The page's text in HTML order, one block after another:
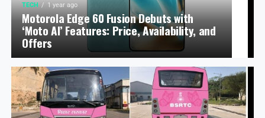
TECH 1 year ago
Motorola Edge 60 Fusion Debuts with
‘Moto AI’ Features: Price, Availability, and
Offers